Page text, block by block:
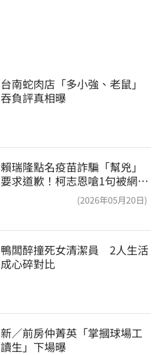
台南蛇肉店「多小強、老鼠」
吞負評真相曝
賴瑞隆點名疫苗詐騙「幫兇」
要求道歉！柯志恩嗆1句被網罵
(2026年05月20日)
鴨闆醉撞死女清潔員　2人生活
成心碎對比
新／前房仲菁英「掌摑球場工
讀生」下場曝